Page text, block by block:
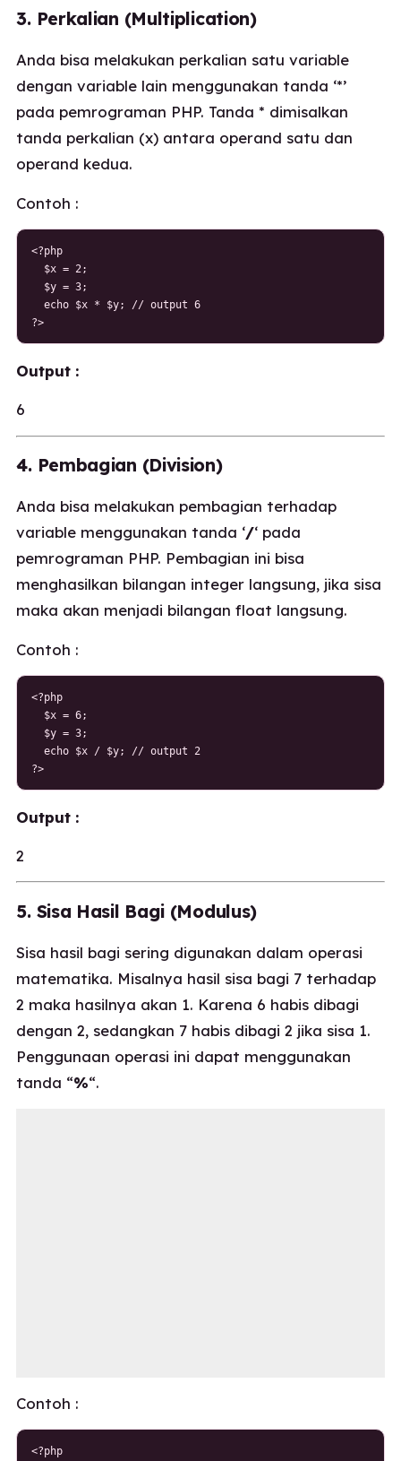
3. Perkalian (Multiplication)
Anda bisa melakukan perkalian satu variable
dengan variable lain menggunakan tanda ‘*’
pada pemrograman PHP. Tanda * dimisalkan
tanda perkalian (x) antara operand satu dan
operand kedua.
Contoh :
<?php
  $x = 2;
  $y = 3;
  echo $x * $y; // output 6
?>
Output :
6
4. Pembagian (Division)
Anda bisa melakukan pembagian terhadap
variable menggunakan tanda ‘/‘ pada
pemrograman PHP. Pembagian ini bisa
menghasilkan bilangan integer langsung, jika sisa
maka akan menjadi bilangan float langsung.
Contoh :
<?php
  $x = 6;
  $y = 3;
  echo $x / $y; // output 2
?>
Output :
2
5. Sisa Hasil Bagi (Modulus)
Sisa hasil bagi sering digunakan dalam operasi
matematika. Misalnya hasil sisa bagi 7 terhadap
2 maka hasilnya akan 1. Karena 6 habis dibagi
dengan 2, sedangkan 7 habis dibagi 2 jika sisa 1.
Penggunaan operasi ini dapat menggunakan
tanda “%“.
Contoh :
<?php